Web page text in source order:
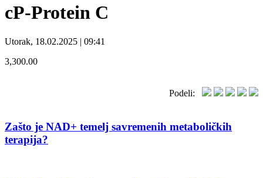
cP-Protein C
Utorak, 18.02.2025 | 09:41
3,300.00
Podeli:
Zašto je NAD+ temelj savremenih metaboličkih
terapija?